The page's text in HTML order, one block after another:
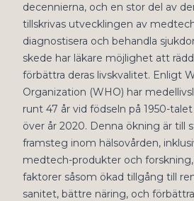
decennierna, och en stor del av
tillskrivas utvecklingen av
diagnostisera och behandla
skede har läkare möjlighet att
förbättra deras livskvalitet. Enligt
Organization (WHO) har
runt 47 år vid födseln på 1950-
över år 2020. Denna ökning är till
framsteg inom hälsovården,
medtech-produkter och
faktorer såsom ökad tillgång till
sanitet, bättre näring, och